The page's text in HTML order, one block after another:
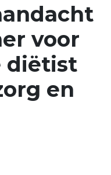
voor
diëtist
en